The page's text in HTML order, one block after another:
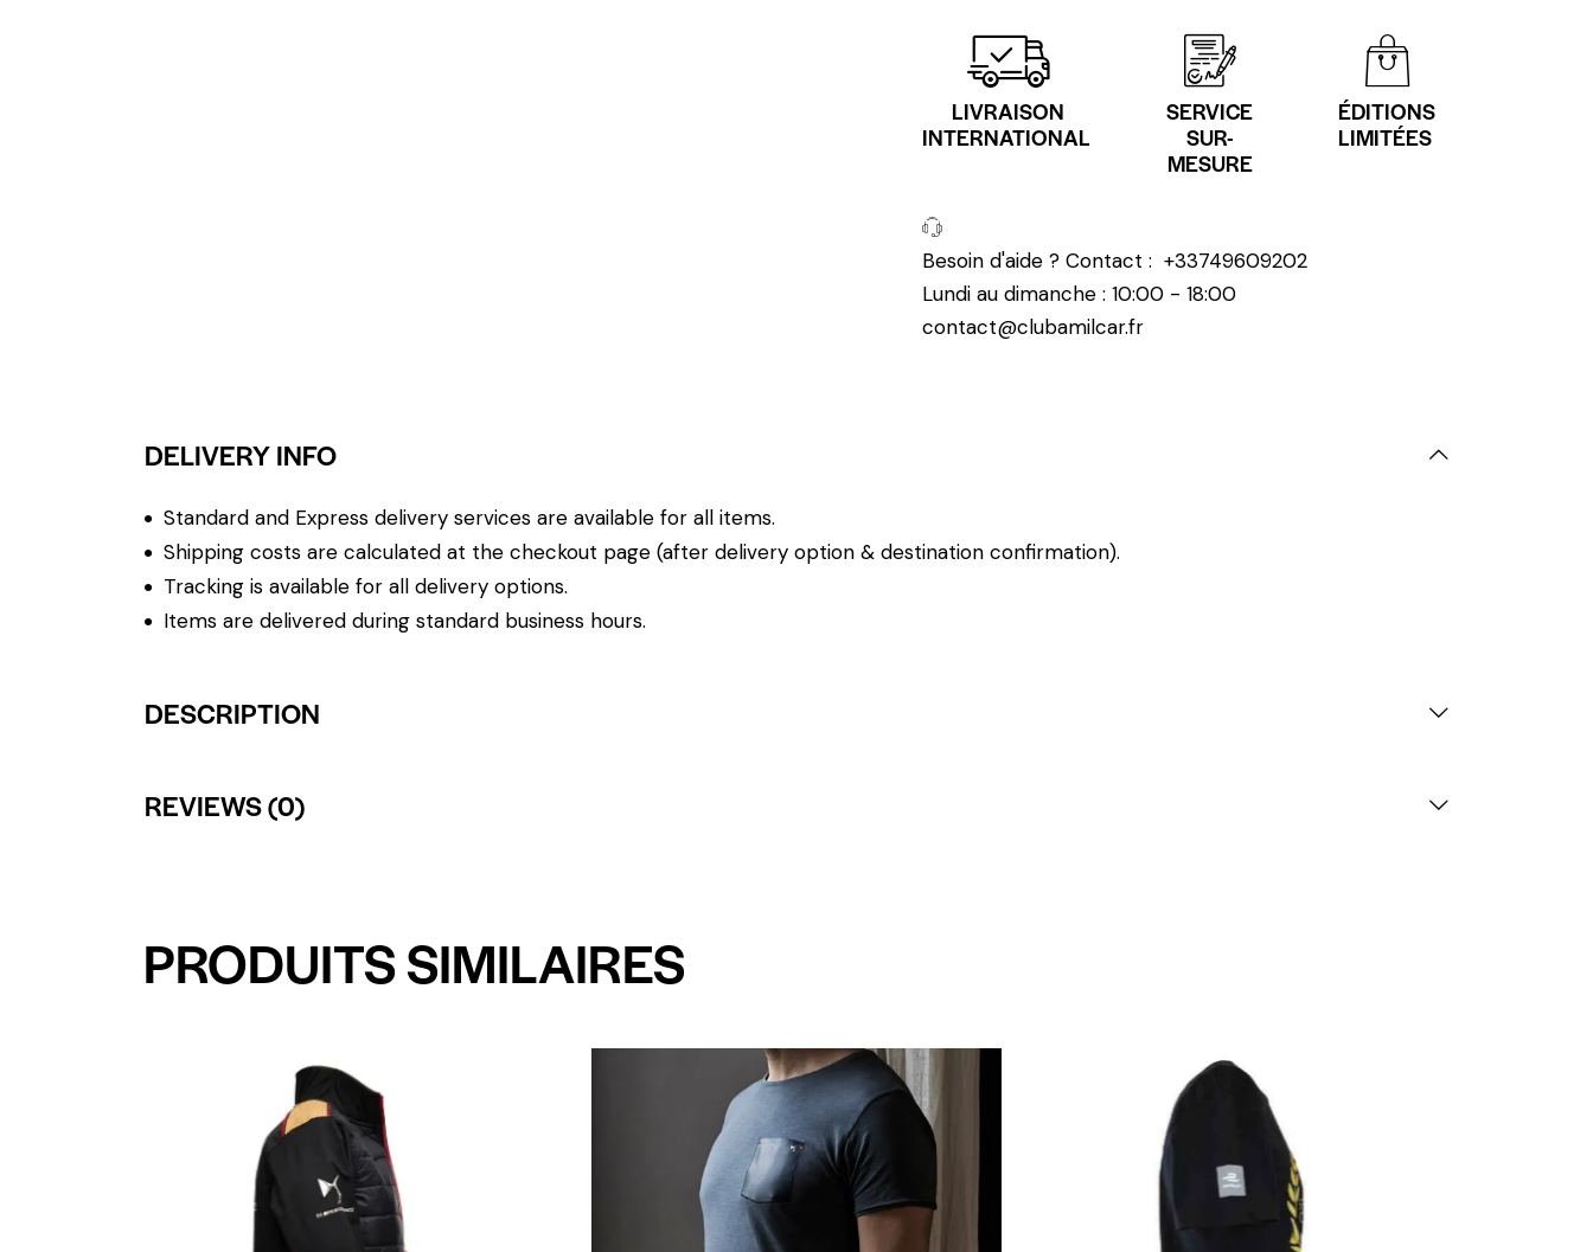
LIVRAISON
INTERNATIONAL
SERVICE
SUR-
MESURE
ÉDITIONS
LIMITÉES
Besoin d'aide ? Contact : +33749609202
Lundi au dimanche : 10:00 - 18:00
contact@clubamilcar.fr
DELIVERY INFO
Standard and Express delivery services are available for all items.
Shipping costs are calculated at the checkout page (after delivery option & destination confirmation).
Tracking is available for all delivery options.
Items are delivered during standard business hours.
DESCRIPTION
REVIEWS (0)
PRODUITS SIMILAIRES